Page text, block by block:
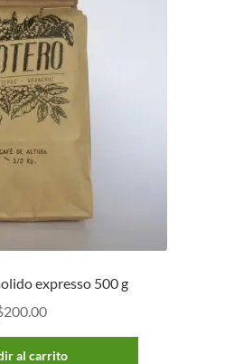
expresso 500 g
200.00
al carrito